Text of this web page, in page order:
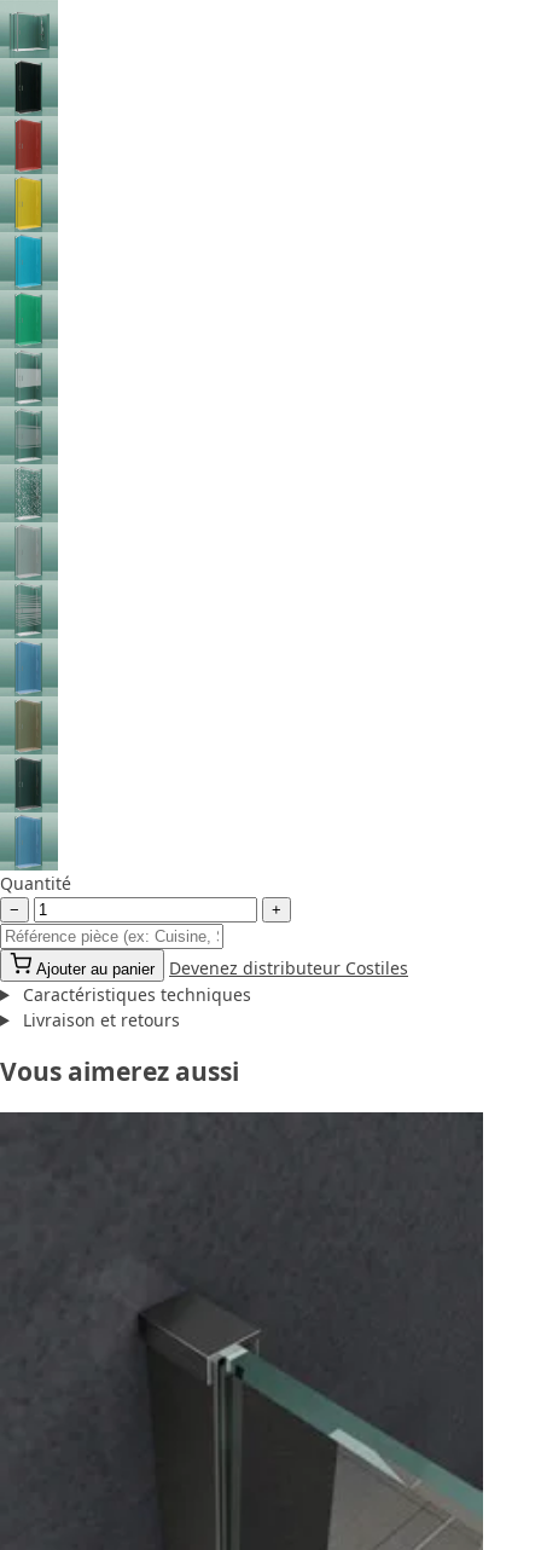
Quantité
− +
Ajouter au panier
Devenez distributeur Costiles
Caractéristiques techniques
Livraison et retours
Vous aimerez aussi